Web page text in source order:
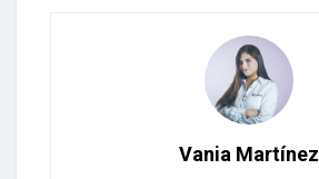
Vania Martínez